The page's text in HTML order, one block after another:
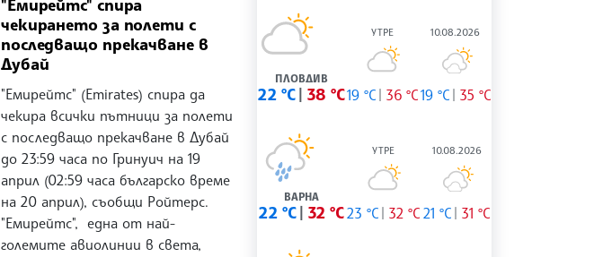
"Емирейтс" спира
чекирането за полети с
последващо прекачване в
Дубай
"Емирейтс" (Emirates) спира да
чекира всички пътници за полети
с последващо прекачване в Дубай
до 23:59 часа по Гринуич на 19
април (02:59 часа българско време
на 20 април), съобщи Ройтерс.
"Емирейтс", една от най-
големите авиолинии в света,
ПЛОВДИВ
22 °C 38 °C
УТРЕ
19 °C 36 °C
10.08.2026
19 °C 35 °C
ВАРНА
22 °C 32 °C
УТРЕ
23 °C 32 °C
10.08.2026
21 °C 31 °C